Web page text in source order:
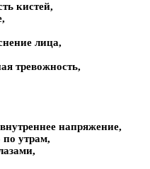
кистей,
лица,
тревожность,
напряжение,
по утрам,